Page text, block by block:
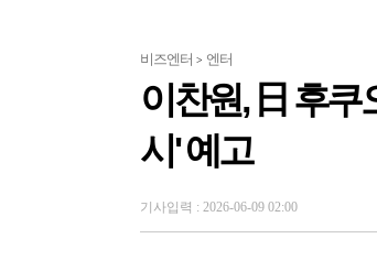
비즈엔터 > 엔터
이찬원, 日 후
시' 예고
기사입력 : 2026-06-09 02:00